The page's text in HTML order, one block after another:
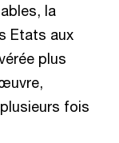
la
Etats aux
plus
fois